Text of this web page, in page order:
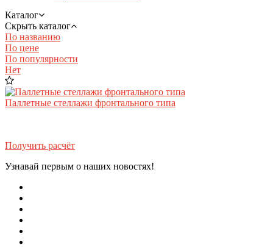
Каталог
Скрыть каталог
По названию
По цене
По популярности
Нет
Паллетные стеллажи фронтального типа
Получить расчёт
Узнавай первым о наших новостях!